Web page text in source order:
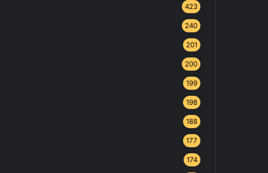
423
240
201
200
199
198
188
177
174